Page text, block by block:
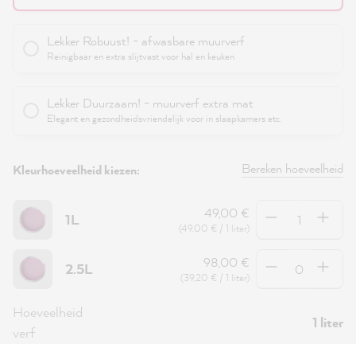
Lekker Robuust! - afwasbare muurverf
Reinigbaar en extra slijtvast voor hal en keuken
Lekker Duurzaam! - muurverf extra mat
Elegant en gezondheidsvriendelijk voor in slaapkamers etc.
Kleurhoeveelheid kiezen: Bereken hoeveelheid
1L 49,00 €
(49,00 € / 1 liter)
Hoeveelheid
2.5L 98,00 €
(39,20 € / 1 liter)
Hoeveelheid
Hoeveelheid
verf
1 liter